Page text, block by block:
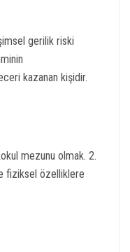
gerilik riski
kazanan kişidir.
mezunu olmak. 2.
fiziksel özelliklere